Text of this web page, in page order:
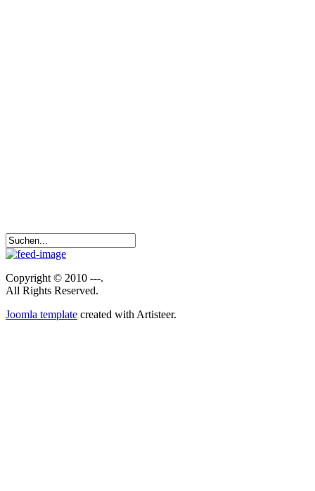
Copyright © 2010 ---.
All Rights Reserved.
Joomla template created with Artisteer.